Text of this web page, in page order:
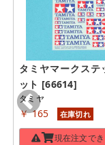
タミヤマークステ
ット [66614]
タミヤ
￥ 165 在庫切れ
現在注文で